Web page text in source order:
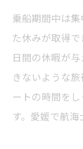
乗船期間中は
た休みが取得
日間の休暇が
きないような
ートの時間を
す。愛媛で航海